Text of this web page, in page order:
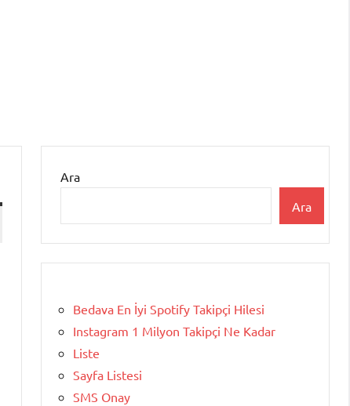
Ara
Ara
Bedava En İyi Spotify Takipçi Hilesi
Instagram 1 Milyon Takipçi Ne Kadar
Liste
Sayfa Listesi
SMS Onay